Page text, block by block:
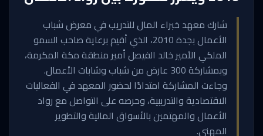
شارك معهد خبراء المال للتدريب في معرض شباب
الأعمال بجدة 2010، الذي أقيم برعاية صاحب السمو
الملكي الأمير خالد الفيصل أمير منطقة مكة المكرمة،
وبمشاركة 300 عارض من شباب وشابات الأعمال.
وجاءت المشاركة امتدادًا لحضور المعهد في الفعاليات
الاقتصادية والتدريبية، وحرصه على التواصل مع رواد
الأعمال والمهتمين بالأسواق المالية والتطوير
المهني.